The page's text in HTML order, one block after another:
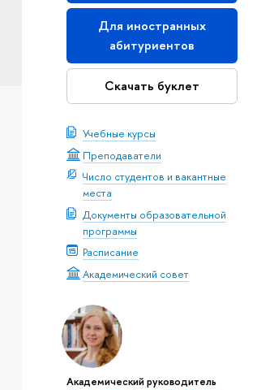
Для иностранных
абитуриентов
Скачать буклет
Учебные курсы
Преподаватели
Число студентов и вакантные
места
Документы образовательной
программы
Расписание
Академический совет
Академический руководитель